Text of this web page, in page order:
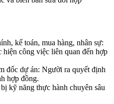
kế toán, mua hàng, nhân sự:
công việc liên quan đến hợp
đốc dự án: Người ra quyết định
hợp đồng.
kỹ năng thực hành chuyên sâu